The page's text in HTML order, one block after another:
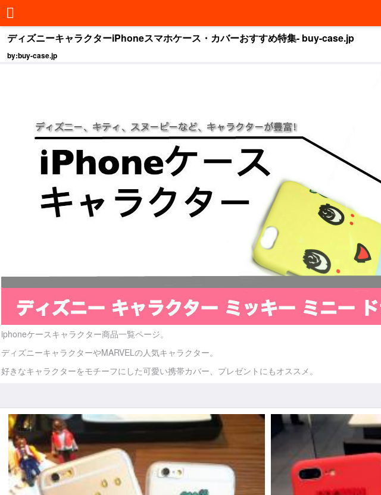
ディズニーキャラクターiPhoneスマホケース・カバーおすすめ特集- buy-case.jp
by:buy-case.jp
iphoneケースキャラクター商品一覧ページ。
ディズニーキャラクターやMARVELの人気キャラクター。
好きなキャラクターをモチーフにした可愛い携帯カバー、プレゼントにもオススメ。